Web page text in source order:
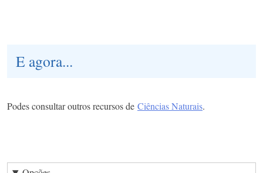
E agora...
Podes consultar outros recursos de Ciências Naturais.